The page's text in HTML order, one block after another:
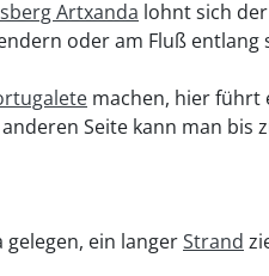
Artxanda lohnt sich
oder am Fluß entlang
machen, hier führt
Seite kann man bis
ein langerStrand